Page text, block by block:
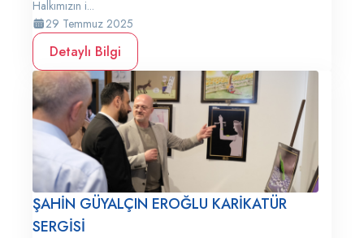
Halkımızın i...
29 Temmuz 2025
Detaylı Bilgi
ŞAHİN GÜYALÇIN EROĞLU KARİKATÜR
SERGİSİ